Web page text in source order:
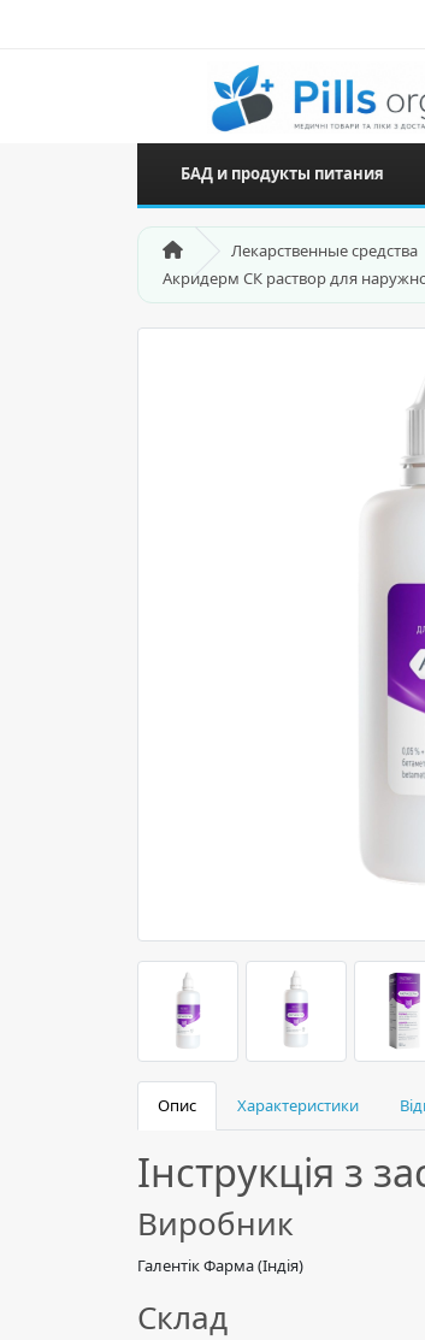
БАД и продукты питания
Лекарственные средства
Акридерм СК раствор для
Опис Характеристики
Інструкція з
Виробник
Галентік Фарма (Індія)
Склад